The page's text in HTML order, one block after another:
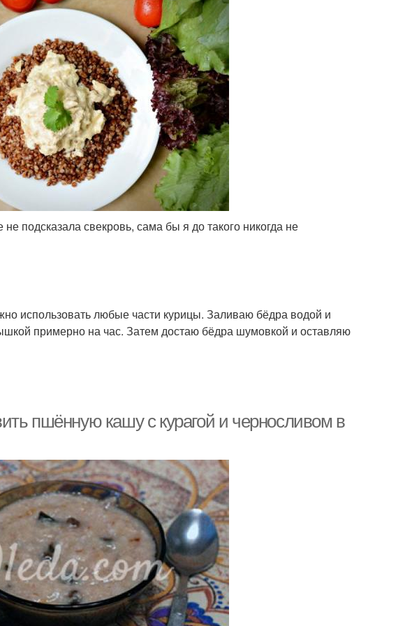
подсказала свекровь, сама бы я до такого никогда не
использовать любые части курицы. Заливаю бёдра водой и
примерно на час. Затем достаю бёдра шумовкой и оставляю
пшённую кашу с курагой и черносливом в